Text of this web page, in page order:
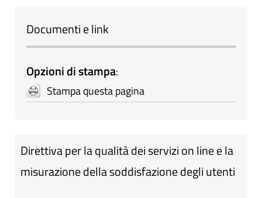
Documenti e link
Opzioni di stampa:
Stampa questa pagina
Direttiva per la qualità dei servizi on line e la
misurazione della soddisfazione degli utenti